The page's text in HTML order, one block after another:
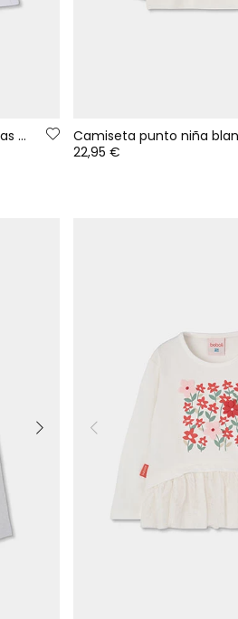
Camiseta punto niña beige con letras GREY
22,95 €